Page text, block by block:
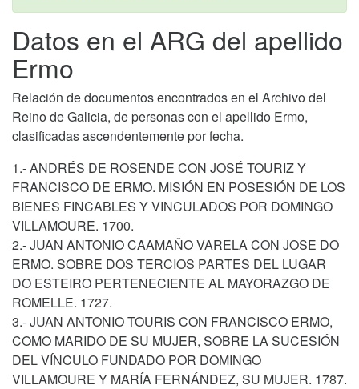
Datos en el ARG del apellido
Ermo
Relación de documentos encontrados en el Archivo del
Reino de Galicia, de personas con el apellido Ermo,
clasificadas ascendentemente por fecha.
1.- ANDRÉS DE ROSENDE CON JOSÉ TOURIZ Y
FRANCISCO DE ERMO. MISIÓN EN POSESIÓN DE LOS
BIENES FINCABLES Y VINCULADOS POR DOMINGO
VILLAMOURE. 1700.
2.- JUAN ANTONIO CAAMAÑO VARELA CON JOSE DO
ERMO. SOBRE DOS TERCIOS PARTES DEL LUGAR
DO ESTEIRO PERTENECIENTE AL MAYORAZGO DE
ROMELLE. 1727.
3.- JUAN ANTONIO TOURIS CON FRANCISCO ERMO,
COMO MARIDO DE SU MUJER, SOBRE LA SUCESIÓN
DEL VÍNCULO FUNDADO POR DOMINGO
VILLAMOURE Y MARÍA FERNÁNDEZ, SU MUJER. 1787.